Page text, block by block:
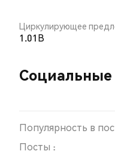
Циркулирующее
1.01B
Социальные
Популярность в
Посты :